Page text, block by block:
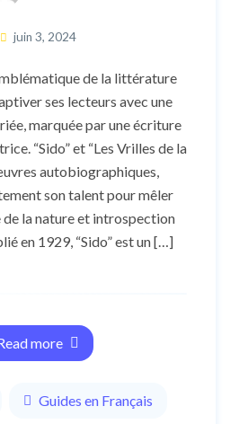
juin 3, 2024
de la littérature
ses lecteurs avec une
marquée par une écriture
“Sido” et “Les Vrilles de la
autobiographiques,
son talent pour mêler
la nature et introspection
en 1929, “Sido” est un […]
more
Guides en Français